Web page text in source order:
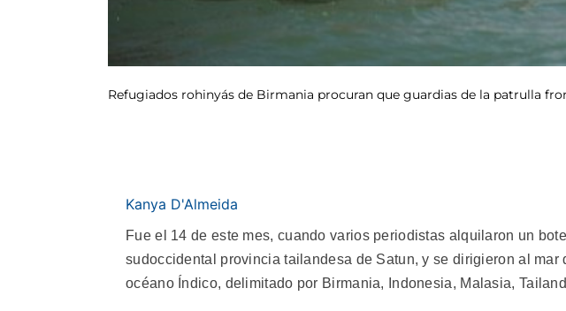
Refugiados rohinyás de Birmania procuran que guardias de la patrulla
Kanya D'Almeida
Fue el 14 de este mes, cuando varios periodistas alquilaron un
sudoccidental provincia tailandesa de Satun, y se dirigieron al mar
océano Índico, delimitado por Birmania, Indonesia, Malasia,